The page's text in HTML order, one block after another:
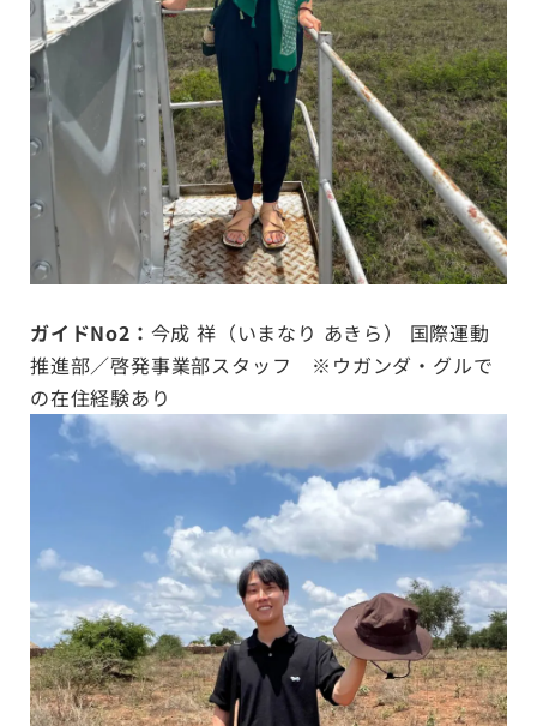
ガイドNo2： 今成 祥（いまなり あきら） 国際運動
推進部／啓発事業部スタッフ ※ウガンダ・グルで
の在住経験あり